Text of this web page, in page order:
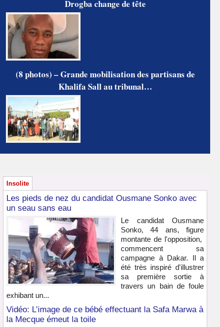
Drogba change de tête
(8 photos) – Grande mobilisation des partisans de
Khalifa Sall au tribunal…
Insolite
Les pieds de nez du candidat Ousmane Sonko avec
un seau sans eau
Le candidat Ousmane
Sonko, 44 ans, figure
montante de l'opposition,
commencent sa
campagne à Dakar. Il a
été très inspiré d'illustrer
sa première sortie à
travers un bain de foule
exhibant un...
Vidéo: L’image de ce bébé effectuant la Safa Marwa à
la Mecque émeut la toile